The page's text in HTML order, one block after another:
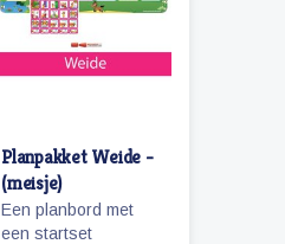
Planpakket Weide -
(meisje)
Een planbord met
een startset